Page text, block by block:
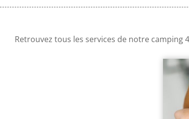
Retrouvez tous les services de notre camping